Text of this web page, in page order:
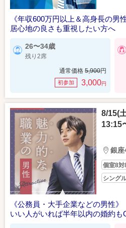
《年収600万円以上＆高身長の男性
居心地の良さも重視したい方へ
26〜34歳
残り2席
通常価格 5,900円
初参加 3,000円
8/15(
13:15
銀座
個室8対
シング
《公務員・大手企業などの男性》
いい人がいれば半年以内の婚約も